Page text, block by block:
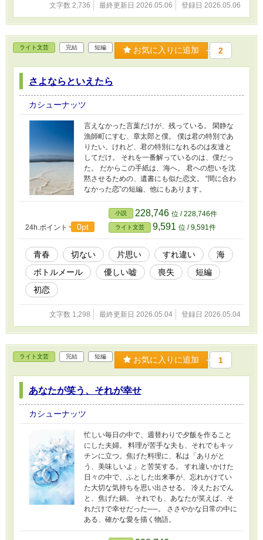
文字数 2,736 最終更新日 2026.05.06 登録日 2026.05.06
ライト文芸 完結 短編 お気に入りに追加 2
さよならといえたら
カシューナッツ
言えなかった言葉だけが、残っている。 閑静な
漁師町にすむ、章太郎と僕。 僕は君の特別であ
りたい。けれど、君の特別になれるのは友達と
してだけ。 それを一番解っているのは、僕だっ
た。 だからこの手紙は、海へ。 君への想いを沈
黙させるための、遺書にも似た恋文。 “間に合わ
なかった恋”の短編、他にもあります。
24h.ポイント 0pt
小説 228,746 位 / 228,746件
ライト文芸 9,591 位 / 9,591件
青春 切ない 片思い すれ違い
海
ボトルメール
優しい嘘 喪失
短編
初恋
文字数 1,298 最終更新日 2026.05.04 登録日 2026.05.04
ライト文芸 完結 短編 お気に入りに追加 1
あなたが笑う、それが幸せ
カシューナッツ
忙しい毎日の中で、週替わりで夕飯を作ること
にした夫婦。 料理が苦手な夫も、それでもキッ
チンに立つ。焦げた料理に、私は「ありがと
う、美味しいよ」と苦笑する。 すれ違いかけた
日々の中で、ふとした出来事が、忘れかけてい
た大切な気持ちを思い出させる。 冷えたおでん
と、焦げた鍋。 それでも、あなたが笑えば、そ
れだけで幸せだった──。 ささやかな日常の中に
ある、確かな愛を描く物語。